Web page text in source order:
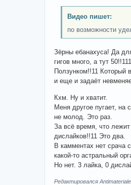
Видео пишет:
по возможности
Зёрны ебанахуса! Да
гигов много, а тут
Ползунком!!11 Который
и еще и задаёт
Кхм. Ну и хватит.
Меня другое пугает, на
не молод. Это раз.
За всё время, что
дислайков!!11 Это два.
В камментах нет срача
какой-то астральный
Но нет. 3 лайка, 0
Редактировался